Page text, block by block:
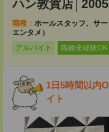
ハン敦賀店
職種： ホールスタッフ、サ
エンタメ）
アルバイト
職種未経験OK
1日5時間以内
イト